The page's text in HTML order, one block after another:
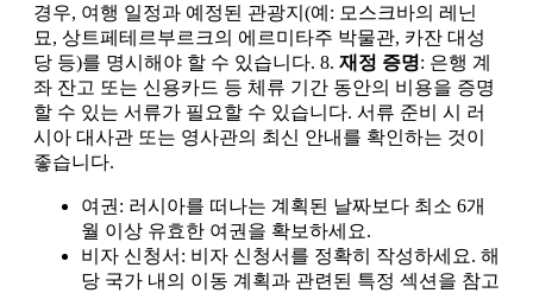
경우, 여행 일정과 예정된 관광지(예: 모스크바의 레닌
묘, 상트페테르부르크의 에르미타주 박물관, 카잔 대성
당 등)를 명시해야 할 수 있습니다. 8. 재정 증명: 은행 계
좌 잔고 또는 신용카드 등 체류 기간 동안의 비용을 증명
할 수 있는 서류가 필요할 수 있습니다. 서류 준비 시 러
시아 대사관 또는 영사관의 최신 안내를 확인하는 것이
좋습니다.
여권: 러시아를 떠나는 계획된 날짜보다 최소 6개
월 이상 유효한 여권을 확보하세요.
비자 신청서: 비자 신청서를 정확히 작성하세요. 해
당 국가 내의 이동 계획과 관련된 특정 섹션을 참고